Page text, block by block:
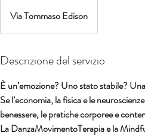
Via Tommaso Edison
Descrizione del servizio
È un’emozione? Uno stato stabile?
Se l’economia, la fisica e le
benessere, le pratiche corporee e
La DanzaMovimentoTerapia e la